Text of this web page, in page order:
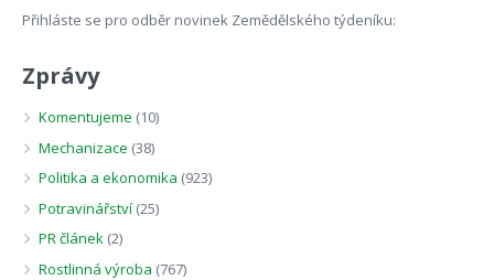
Přihláste se pro odběr novinek Zemědělského týdeníku:
Zprávy
Komentujeme (10)
Mechanizace (38)
Politika a ekonomika (923)
Potravinářství (25)
PR článek (2)
Rostlinná výroba (767)